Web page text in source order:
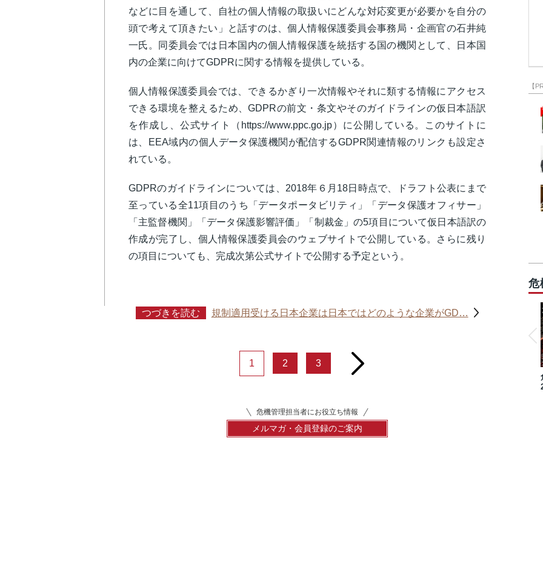
などに目を通して、自社の個人情報の取扱いにどんな対応変更が必要かを自分の
頭で考えて頂きたい」と話すのは、個人情報保護委員会事務局・企画官の石井純
一氏。同委員会では日本国内の個人情報保護を統括する国の機関として、日本国
内の企業に向けてGDPRに関する情報を提供している。
個人情報保護委員会では、できるかぎり一次情報やそれに類する情報にアクセス
できる環境を整えるため、GDPRの前文・条文やそのガイドラインの仮日本語訳
を作成し、公式サイト（https://www.ppc.go.jp）に公開している。このサイトに
は、EEA域内の個人データ保護機関が配信するGDPR関連情報のリンクも設定さ
れている。
GDPRのガイドラインについては、2018年６月18日時点で、ドラフト公表にまで
至っている全11項目のうち「データポータビリティ」「データ保護オフィサー」
「主監督機関」「データ保護影響評価」「制裁金」の5項目について仮日本語訳の
作成が完了し、個人情報保護委員会のウェブサイトで公開している。さらに残り
の項目についても、完成次第公式サイトで公開する予定という。
つづきを読む 規制適用受ける日本企業は日本ではどのような企業がGD…
1 2 3 next
危機管理担当者にお役立ち情報
メルマガ・会員登録のご案内
【
危